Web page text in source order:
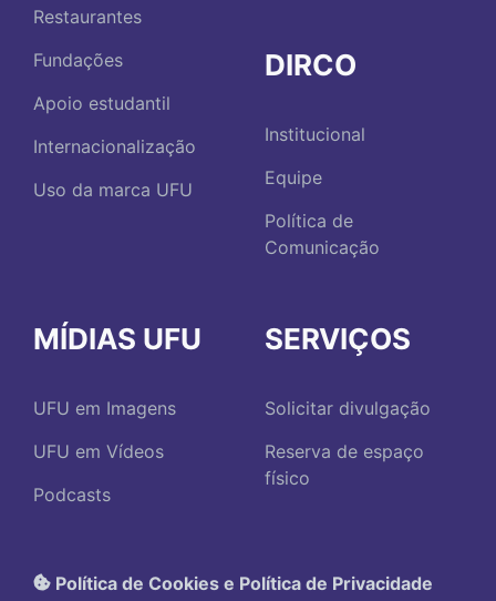
Restaurantes
Fundações
Apoio estudantil
Internacionalização
Uso da marca UFU
DIRCO
Institucional
Equipe
Política de
Comunicação
MÍDIAS UFU
UFU em Imagens
UFU em Vídeos
Podcasts
SERVIÇOS
Solicitar divulgação
Reserva de espaço
físico
Política de Cookies e Política de Privacidade